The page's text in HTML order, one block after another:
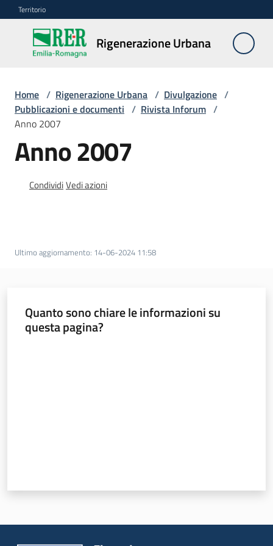
Vai al contenuto
Vai alla navigazione
Vai al footer
Territorio
Rigenerazione Urbana
Rigenerazione
Urbana
Misure
e
e
Seguici
Argomenti
Novità
Home / Rigenerazione Urbana / Divulgazione /
Pubblicazioni e documenti / Rivista Inforum /
Anno 2007
Anno 2007
CondividiVedi azioni
Ultimo aggiornamento: 14-06-2024 11:58
Quanto sono chiare le informazioni su
questa pagina?